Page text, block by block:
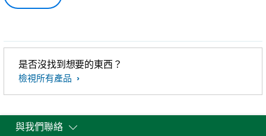
是否沒找到想要的東西？
檢視所有產品
與我們聯絡